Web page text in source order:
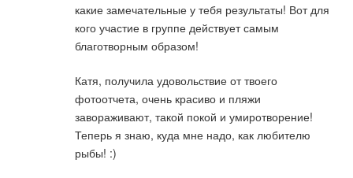
какие замечательные у тебя результаты! Вот для
кого участие в группе действует самым
благотворным образом!
Катя, получила удовольствие от твоего
фотоотчета, очень красиво и пляжи
завораживают, такой покой и умиротворение!
Теперь я знаю, куда мне надо, как любителю
рыбы! :)